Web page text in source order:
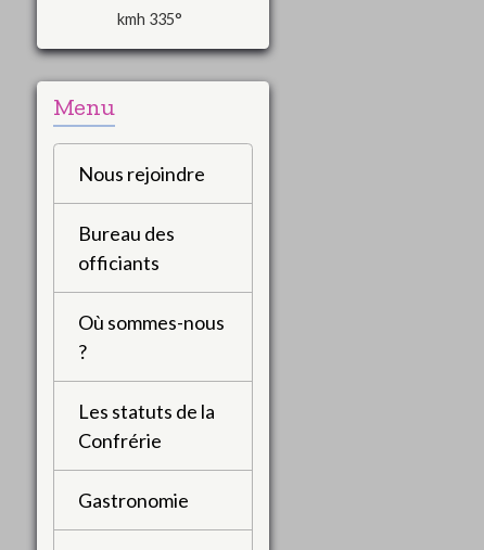
kmh 335°
Menu
Nous rejoindre
Bureau des
officiants
Où sommes-nous
?
Les statuts de la
Confrérie
Gastronomie